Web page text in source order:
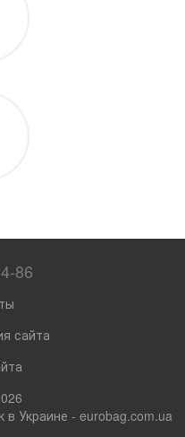
86
сайта
Украине - eurobag.com.ua